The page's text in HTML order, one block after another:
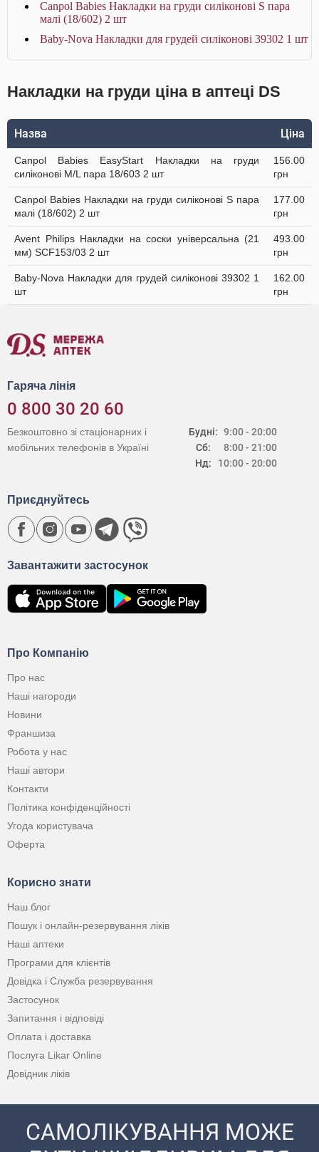
Canpol Babies Накладки на груди силіконові S пара
малі (18/602) 2 шт
Baby-Nova Накладки для грудей силіконові 39302 1 шт
Накладки на груди ціна в аптеці DS
Назва Ціна
Canpol Babies EasyStart Накладки на груди
силіконові M/L пара 18/603 2 шт
156.00
грн
Canpol Babies Накладки на груди силіконові S пара
малі (18/602) 2 шт
177.00
грн
Avent Philips Накладки на соски універсальна (21
мм) SCF153/03 2 шт
493.00
грн
Baby-Nova Накладки для грудей силіконові 39302 1
шт
162.00
грн
Гаряча лінія
0 800 30 20 60
Будні:
Сб:
Нд:
9:00 - 20:00
8:00 - 21:00
10:00 - 20:00
Безкоштовно зі стаціонарних і
мобільних телефонів в Україні
Про Компанію
Про нас
Наші нагороди
Новини
Франшиза
Робота у нас
Наші автори
Контакти
Політика конфіденційності
Угода користувача
Оферта
Корисно знати
Наш блог
Пошук і онлайн-резервування ліків
Наші аптеки
Програми для клієнтів
Довідка і Служба резервування
Застосунок
Запитання і відповіді
Оплата і доставка
Послуга Likar Online
Довідник ліків
Завантажити застосунок
Приєднуйтесь
САМОЛІКУВАННЯ МОЖЕ